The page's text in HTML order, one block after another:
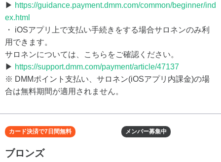
▶ https://guidance.payment.dmm.com/common/beginner/ind
ex.html
・ iOSアプリ上で支払い手続きをする場合サロネンのみ利
用できます。
サロネンについては、こちらをご確認ください。
▶ https://support.dmm.com/payment/article/47137
※ DMMポイント支払い、サロネン(iOSアプリ内課金)の場
合は無料期間が適用されません。
メンバー募集中
カード決済で7日間無料
ブロンズ